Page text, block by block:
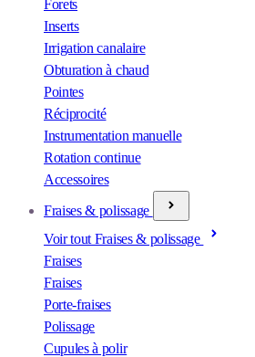
Forets
Inserts
Irrigation canalaire
Obturation à chaud
Pointes
Réciprocité
Instrumentation manuelle
Rotation continue
Accessoires
Fraises & polissage
Voir tout Fraises & polissage
Fraises
Fraises
Porte-fraises
Polissage
Cupules à polir